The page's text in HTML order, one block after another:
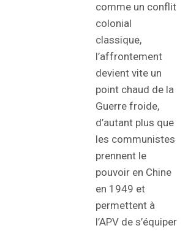
comme un conflit
colonial
classique,
l’affrontement
devient vite un
point chaud de la
Guerre froide,
d’autant plus que
les communistes
prennent le
pouvoir en Chine
en 1949 et
permettent à
l’APV de s’équiper